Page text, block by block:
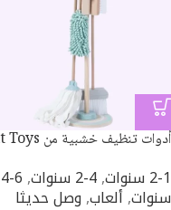
أدوات تنظيف خشبية من Pit Toys
2-1 سنوات ,4-2 سنوات ,
6-4
سنوات,ألعاب,وصل حديثا